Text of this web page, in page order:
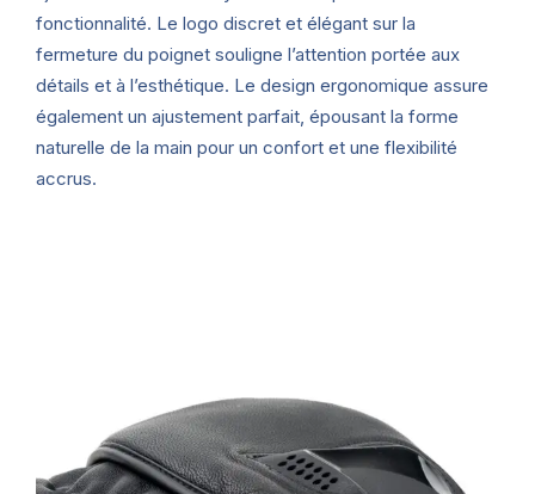
fonctionnalité. Le logo discret et élégant sur la
fermeture du poignet souligne l’attention portée aux
détails et à l’esthétique. Le design ergonomique assure
également un ajustement parfait, épousant la forme
naturelle de la main pour un confort et une flexibilité
accrus.